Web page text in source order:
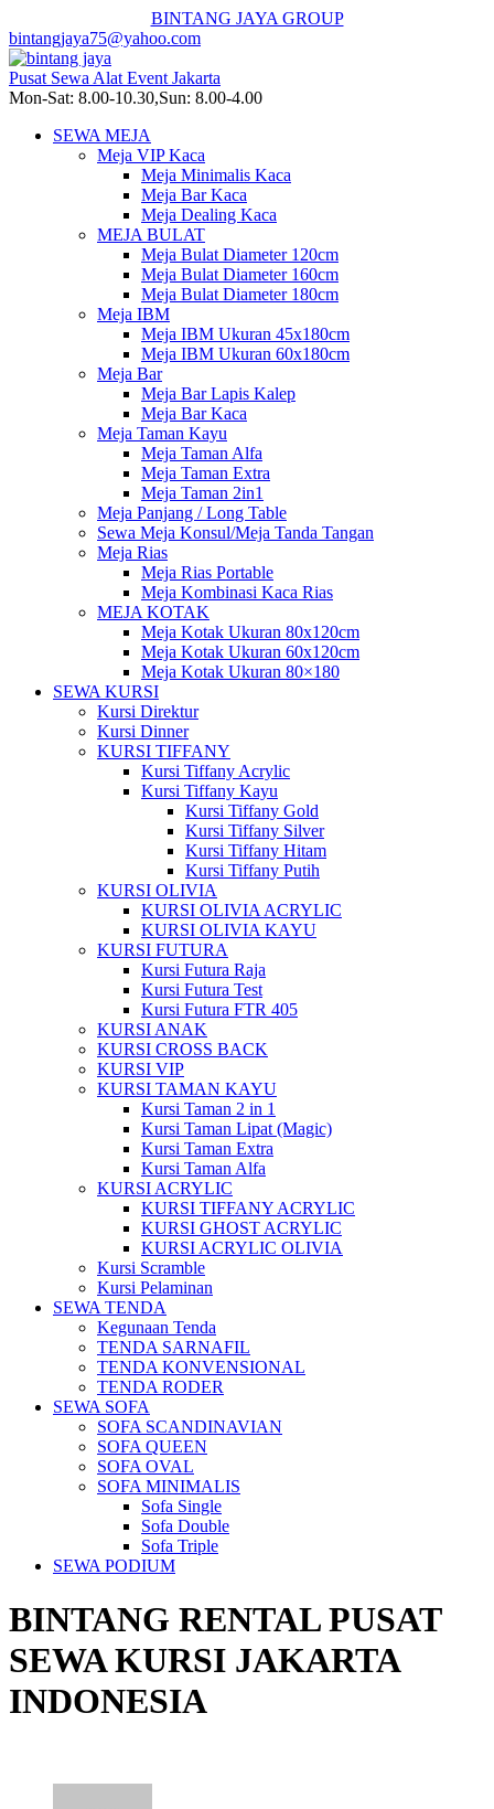
BINTANG JAYA GROUP
bintangjaya75@yahoo.com
Pusat Sewa Alat Event Jakarta
Mon-Sat: 8.00-10.30,Sun: 8.00-4.00
SEWA MEJA
Meja VIP Kaca
Meja Minimalis Kaca
Meja Bar Kaca
Meja Dealing Kaca
MEJA BULAT
Meja Bulat Diameter 120cm
Meja Bulat Diameter 160cm
Meja Bulat Diameter 180cm
Meja IBM
Meja IBM Ukuran 45x180cm
Meja IBM Ukuran 60x180cm
Meja Bar
Meja Bar Lapis Kalep
Meja Bar Kaca
Meja Taman Kayu
Meja Taman Alfa
Meja Taman Extra
Meja Taman 2in1
Meja Panjang / Long Table
Sewa Meja Konsul/Meja Tanda Tangan
Meja Rias
Meja Rias Portable
Meja Kombinasi Kaca Rias
MEJA KOTAK
Meja Kotak Ukuran 80x120cm
Meja Kotak Ukuran 60x120cm
Meja Kotak Ukuran 80×180
SEWA KURSI
Kursi Direktur
Kursi Dinner
KURSI TIFFANY
Kursi Tiffany Acrylic
Kursi Tiffany Kayu
Kursi Tiffany Gold
Kursi Tiffany Silver
Kursi Tiffany Hitam
Kursi Tiffany Putih
KURSI OLIVIA
KURSI OLIVIA ACRYLIC
KURSI OLIVIA KAYU
KURSI FUTURA
Kursi Futura Raja
Kursi Futura Test
Kursi Futura FTR 405
KURSI ANAK
KURSI CROSS BACK
KURSI VIP
KURSI TAMAN KAYU
Kursi Taman 2 in 1
Kursi Taman Lipat (Magic)
Kursi Taman Extra
Kursi Taman Alfa
KURSI ACRYLIC
KURSI TIFFANY ACRYLIC
KURSI GHOST ACRYLIC
KURSI ACRYLIC OLIVIA
Kursi Scramble
Kursi Pelaminan
SEWA TENDA
Kegunaan Tenda
TENDA SARNAFIL
TENDA KONVENSIONAL
TENDA RODER
SEWA SOFA
SOFA SCANDINAVIAN
SOFA QUEEN
SOFA OVAL
SOFA MINIMALIS
Sofa Single
Sofa Double
Sofa Triple
SEWA PODIUM
BINTANG RENTALPUSAT
SEWA KURSI JAKARTA
INDONESIA